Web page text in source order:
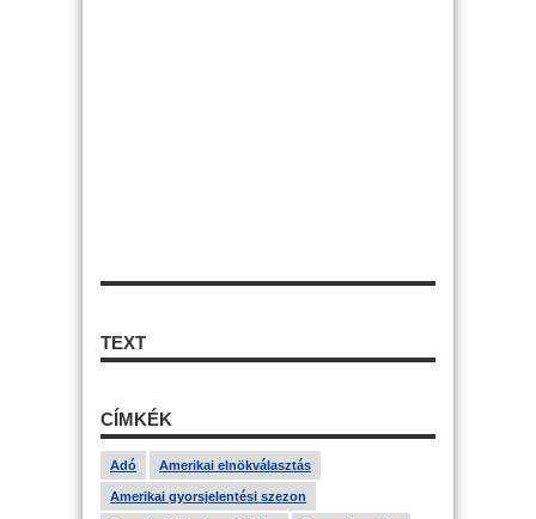
TEXT
CÍMKÉK
Adó Amerikai elnökválasztás
Amerikai gyorsjelentési szezon